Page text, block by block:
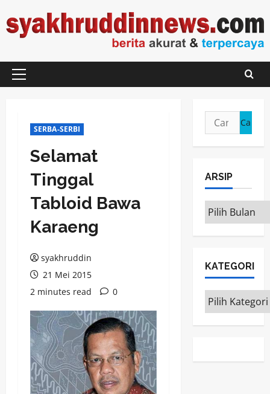
to
content
Primary
SERBA-SERBI
Selamat
Tinggal
Tabloid Bawa
Karaeng
syakhruddin
21 Mei 2015
2 minutes read
0
Cari
untuk:
ARSIP
ARSIP
KATEGORI
Kategori